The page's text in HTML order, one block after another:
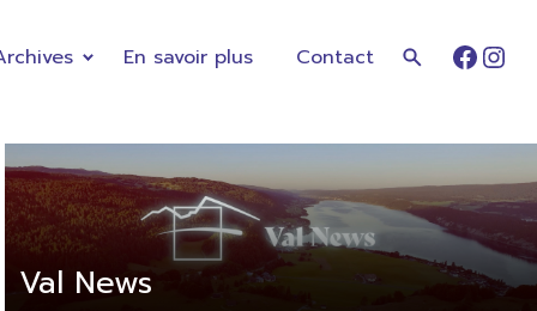
En savoir plus Contact
Val News